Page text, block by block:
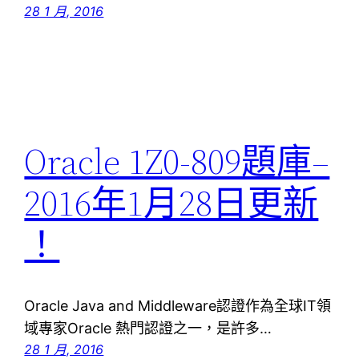
28 1 月, 2016
Oracle 1Z0-809題庫–
2016年1月28日更新
！
Oracle Java and Middleware認證作為全球IT領
域專家Oracle 熱門認證之一，是許多…
28 1 月, 2016